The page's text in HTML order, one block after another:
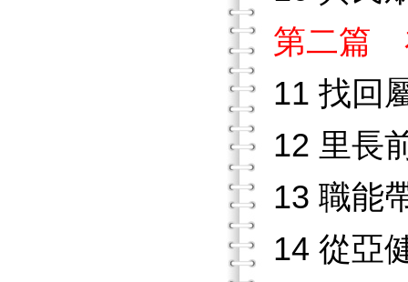
第二篇
11 找回
12 里長
13 職能
14 從亞